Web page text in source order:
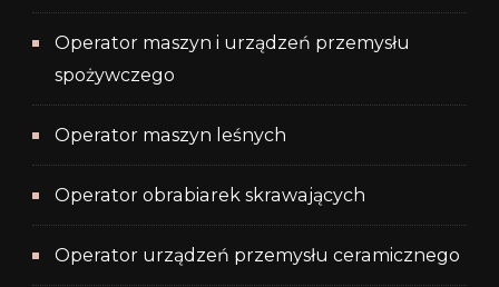
Operator maszyn i urządzeń przemysłu
spożywczego
Operator maszyn leśnych
Operator obrabiarek skrawających
Operator urządzeń przemysłu ceramicznego